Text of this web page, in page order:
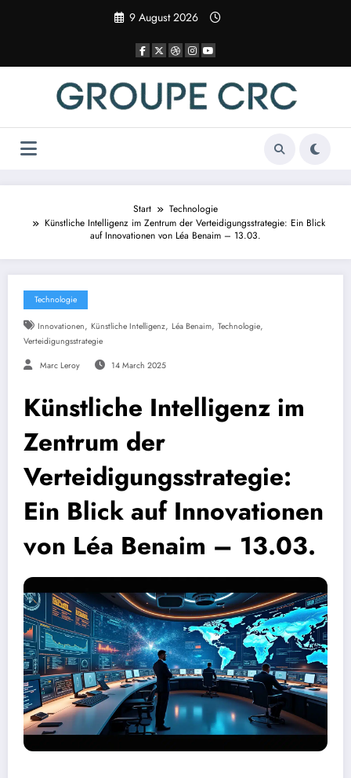
9 August 2026
Start
Technologie
Künstliche Intelligenz im Zentrum der Verteidigungsstrategie: Ein Blick
auf Innovationen von Léa Benaim – 13.03.
Technologie
Innovationen, Künstliche Intelligenz, Léa Benaim, Technologie,
Verteidigungsstrategie
Marc Leroy 14 March 2025
Künstliche Intelligenz im
Zentrum der
Verteidigungsstrategie:
Ein Blick auf Innovationen
von Léa Benaim – 13.03.